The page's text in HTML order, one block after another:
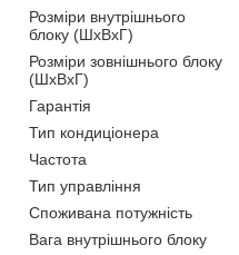
Розміри внутрішнього
блоку (ШхВхГ)
Розміри зовнішнього блоку
(ШхВхГ)
Гарантія
Тип кондиціонера
Частота
Тип управління
Споживана потужність
Вага внутрішнього блоку